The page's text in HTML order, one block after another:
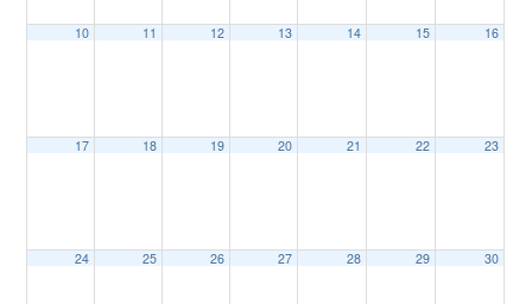
10 11 12 13 14 15 16
17 18 19 20 21 22 23
24 25 26 27 28 29 30